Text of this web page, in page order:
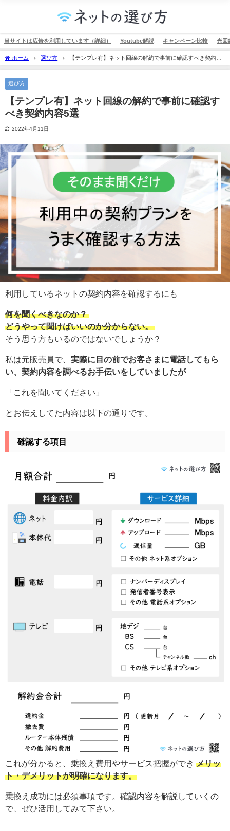
当サイトは広告を利用しています（詳細） Youtube解説 キャンペーン比較 光回
ホーム 選び方
【テンプレ有】ネット回線の解約で事前に確認すべき契約内
容5選
選び方
【テンプレ有】ネット回線の解約で事前に確認す
べき契約内容5選
2022年4月11日
利用しているネットの契約内容を確認するにも
何を聞くべきなのか？
どうやって聞けばいいのか分からない。
そう思う方もいるのではないでしょうか？
私は元販売員で、 実際に目の前でお客さまに電話してもら
い、契約内容を調べるお手伝いをしていましたが
「これを聞いてください」
とお伝えしてた内容は以下の通りです。
確認する項目
これが分かると、乗換え費用やサービス把握ができ メリッ
ト・デメリットが明確になります。
乗換え成功には必須事項です。確認内容を解説していくの
で、ぜひ活用してみて下さい。